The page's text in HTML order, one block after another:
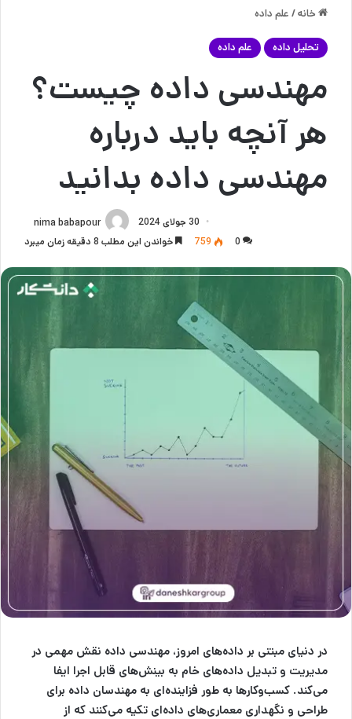
خانه/ علم داده
تحلیل داده علم داده
مهندسی داده چیست؟
هر آنچه باید درباره
مهندسی داده بدانید
nima babapour
30 جولای 2024
0
759 خواندن این مطلب 8 دقیقه زمان میبرد
در دنیای مبتنی بر داده‌های امروز، مهندسی داده نقش مهمی در
مدیریت و تبدیل داده‌های خام به بینش‌های قابل اجرا ایفا
می‌کند. کسب‌وکارها به طور فزاینده‌ای به مهندسان داده برای
طراحی و نگهداری معماری‌های داده‌ای تکیه می‌کنند که از